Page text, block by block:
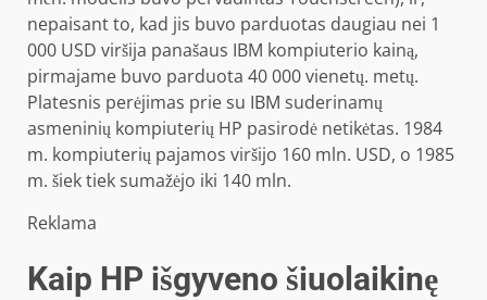
nepaisant to, kad jis buvo parduotas daugiau nei 1
000 USD viršija panašaus IBM kompiuterio kainą,
pirmajame buvo parduota 40 000 vienetų. metų.
Platesnis perėjimas prie su IBM suderinamų
asmeninių kompiuterių HP pasirodė netikėtas. 1984
m. kompiuterių pajamos viršijo 160 mln. USD, o 1985
m. šiek tiek sumažėjo iki 140 mln.
Reklama
Kaip HP išgyveno šiuolaikinę